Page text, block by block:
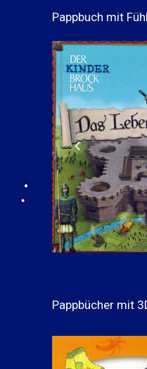
Pappbuch mit
Pappbücher mit